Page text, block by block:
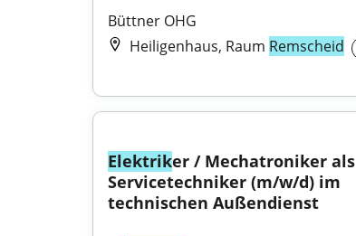
Büttner OHG
Heiligenhaus, Raum Remscheid
Elektriker / Mechatroniker als
Servicetechniker (m/w/d) im
technischen Außendienst